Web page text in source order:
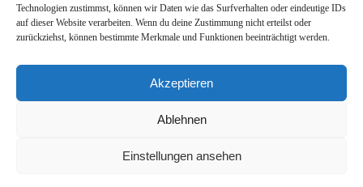
Technologien zustimmst, können wir Daten wie das Surfverhalten oder eindeutige IDs
auf dieser Website verarbeiten. Wenn du deine Zustimmung nicht erteilst oder
zurückziehst, können bestimmte Merkmale und Funktionen beeinträchtigt werden.
Akzeptieren
Ablehnen
Einstellungen ansehen
Zentrum für Endokrinologie und Stoffwechsel
©2026 ZES – Zentrum für Endokrinologie und Stoffwechsel
Datenschutzerklaerung